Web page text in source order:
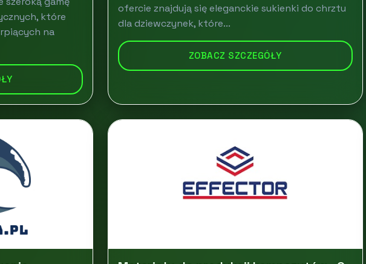
które
na
ofercie znajdują się eleganckie sukienki do chrztu
dla dziewczynek, które...
ZOBACZ SZCZEGÓŁY